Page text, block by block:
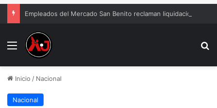
Menu
Inicio / Nacional
Nacional